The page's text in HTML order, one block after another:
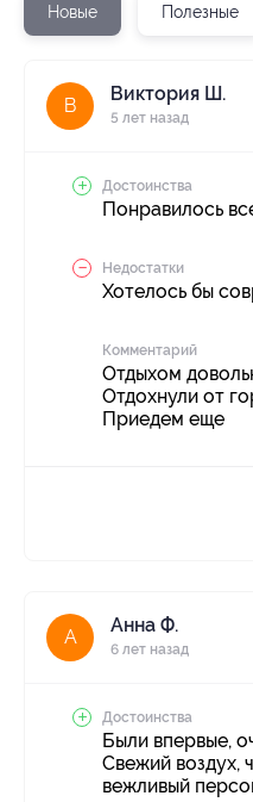
Новые Полезные
В
Виктория Ш.
5 лет назад
Достоинства
Понравилось
Недостатки
Хотелось бы
Комментарий
Отдыхом
Отдохнули от
Приедем еще
А
Анна Ф.
6 лет назад
Достоинства
Были впервые,
Свежий воздух,
вежливый